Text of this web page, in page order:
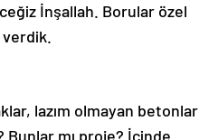
İnşallah. Borular özel
verdik.
lazım olmayan betonlar
Bunlar mı proje? İçinde